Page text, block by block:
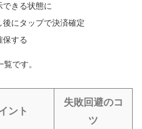
きる状態に
にタップで決済確定
保する
です。
ント
失敗回避のコ
ツ